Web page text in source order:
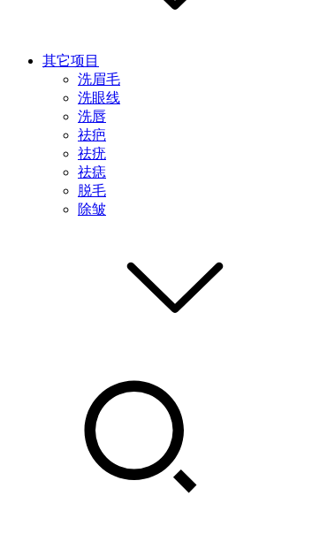
其它项目
洗眉毛
洗眼线
洗唇
祛疤
祛疣
祛痣
脱毛
除皱